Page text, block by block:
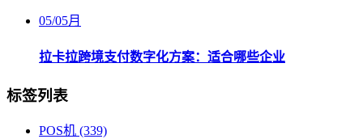
05/05月
拉卡拉跨境支付数字化方案：适合哪些企业
标签列表
POS机 (339)